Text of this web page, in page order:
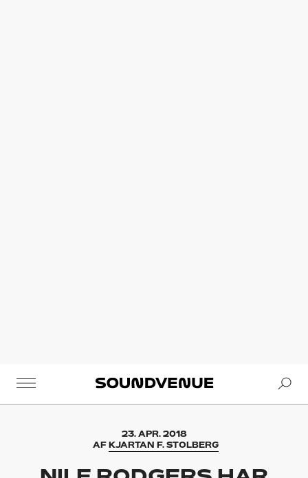
Soundvenue
23. APR. 2018
AF KJARTAN F. STOLBERG